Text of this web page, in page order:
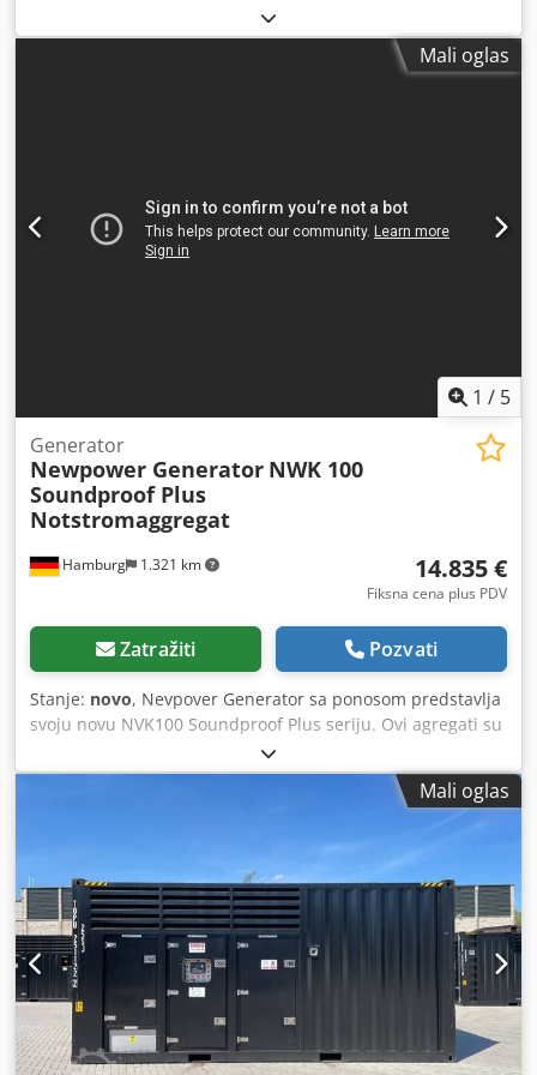
, Svrha upotrebe:
Građevinarstvo Crjdsv N Tlaepfx An Ejf Prazna masa: 3.400
kg Snaga generatora: 330 kVA Dimenzije tovarnog prostora:
Mali oglas
1 / 5
Hamburg 1.321 km
Generator
Newpower Generator NWK 100
Soundproof Plus
Notstromaggregat
14.835 €
Fiksna cena plus PDV
Zatražiti Pozvati
Stanje: novo, Nevpover Generator sa ponosom predstavlja
svoju novu NVK100 Soundproof Plus seriju. Ovi agregati su
opremljeni dodatnim zvučnim zavesama u kabinama, što
garantuje smanjenje nivoa buke od 15 odsto u odnosu na
standardnu seriju. Jedinica je nova, kompletna uklj.
kontrola brzine, AVR, punjač baterija, bojler za hlađenje,
utičnice, RCD zaštitni prekidač. - Ojačana zvučna izolacija -
Ekstra tihi rad - Praćenje mreže, napajanje mreže -
Spreman za upotrebu Specifikacije: Model: NVK100 Zvučno
izolovan plus hitne generatora Favde motora Nevpover
generator set sa dodatnom zvučnom izolacijom Motor:
Favde CA4DF2-12D, 4 cilindra, vodeno hlađenje Generator:
Nevpover SZ / N100 Kontinuirana snaga: 72 kV / 90 kVA
Maksimalna snaga: 80 kV / 100 kVA Nivo buke (7m): 64 dB
Mali oglas